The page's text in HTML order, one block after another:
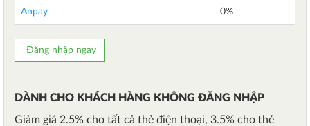
Anpay 0%
Đăng nhập ngay
DÀNH CHO KHÁCH HÀNG KHÔNG ĐĂNG NHẬP
Giảm giá 2.5% cho tất cả thẻ điện thoại, 3.5% cho thẻ